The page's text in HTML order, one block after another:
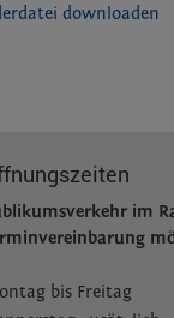
downloaden
im
bis Freitag